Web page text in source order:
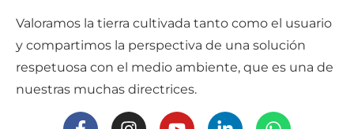
Valoramos la tierra cultivada tanto como el usuario
y compartimos la perspectiva de una solución
respetuosa con el medio ambiente, que es una de
nuestras muchas directrices.